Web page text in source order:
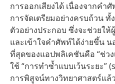
การออกเสียงได้ เนื่องจากคำ
การจัดเตรียมอย่างครบถ้วน ทั้
ตัวอย่างประกอบ ซึ่งจะช่วยใ
และเข้าใจคำศัพท์ได้ง่ายขึ้น
ที่สุดของแอปพลิเคชันคือ “ช่ว
ใช้ “การทำซ้ำแบบเว้นระยะ”
การพิสูจน์ทางวิทยาศาสตร์แ